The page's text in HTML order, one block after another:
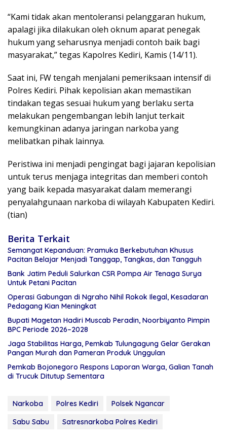
“Kami tidak akan mentoleransi pelanggaran hukum,
apalagi jika dilakukan oleh oknum aparat penegak
hukum yang seharusnya menjadi contoh baik bagi
masyarakat,” tegas Kapolres Kediri, Kamis (14/11).
Saat ini, FW tengah menjalani pemeriksaan intensif di
Polres Kediri. Pihak kepolisian akan memastikan
tindakan tegas sesuai hukum yang berlaku serta
melakukan pengembangan lebih lanjut terkait
kemungkinan adanya jaringan narkoba yang
melibatkan pihak lainnya.
Peristiwa ini menjadi pengingat bagi jajaran kepolisian
untuk terus menjaga integritas dan memberi contoh
yang baik kepada masyarakat dalam memerangi
penyalahgunaan narkoba di wilayah Kabupaten Kediri.
(tian)
Berita Terkait
Semangat Kepanduan: Pramuka Berkebutuhan Khusus
Pacitan Belajar Menjadi Tanggap, Tangkas, dan Tangguh
Bank Jatim Peduli Salurkan CSR Pompa Air Tenaga Surya
Untuk Petani Pacitan
Operasi Gabungan di Ngraho Nihil Rokok Ilegal, Kesadaran
Pedagang Kian Meningkat
Bupati Magetan Hadiri Muscab Peradin, Noorbiyanto Pimpin
BPC Periode 2026–2028
Jaga Stabilitas Harga, Pemkab Tulungagung Gelar Gerakan
Pangan Murah dan Pameran Produk Unggulan
Pemkab Bojonegoro Respons Laporan Warga, Galian Tanah
di Trucuk Ditutup Sementara
Narkoba Polres Kediri
Polsek Ngancar
Sabu Sabu
Satresnarkoba Polres Kediri